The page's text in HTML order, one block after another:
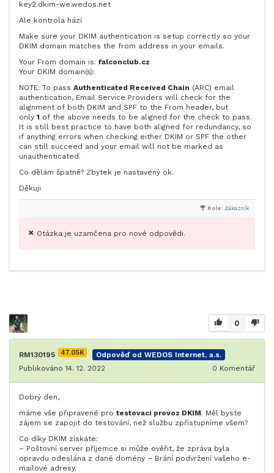
key2.dkim-we.wedos.net
Ale kontrola hází
Make sure your DKIM authentication is setup correctly so your
DKIM domain matches the from address in your emails.
Your From domain is: falconclub.cz
Your DKIM domain(s):
NOTE: To pass Authenticated Received Chain (ARC) email
authentication, Email Service Providers will check for the
alignment of both DKIM and SPF to the From header, but
only 1 of the above needs to be aligned for the check to pass.
It is still best practice to have both aligned for redundancy, so
if anything errors when checking either DKIM or SPF the other
can still succeed and your email will not be marked as
unauthenticated.
Co dělám špatně? Zbytek je nastavený ok.
Děkuji
Role: Zákazník
Otázka je uzamčena pro nové odpovědi.
0
RM130195 47.05K
Odpověď od WEDOS Internet, a.s.
Publikováno 14. 12. 2022
0 Komentář
Dobrý den,
máme vše připravené pro testovací provoz DKIM. Měl byste
zájem se zapojit do testování, než službu zpřístupníme všem?
Co díky DKIM získáte:
– Poštovní server příjemce si může ověřit, že zpráva byla
opravdu odeslána z dané domény – Brání podvržení vašeho e-
mailové adresy.